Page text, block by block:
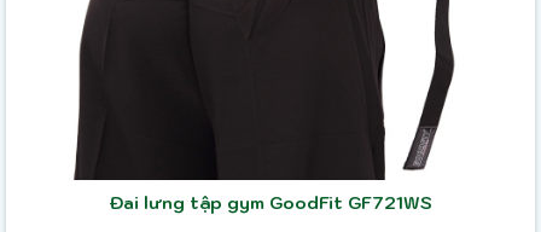
Đai lưng tập gym GoodFit GF721WS